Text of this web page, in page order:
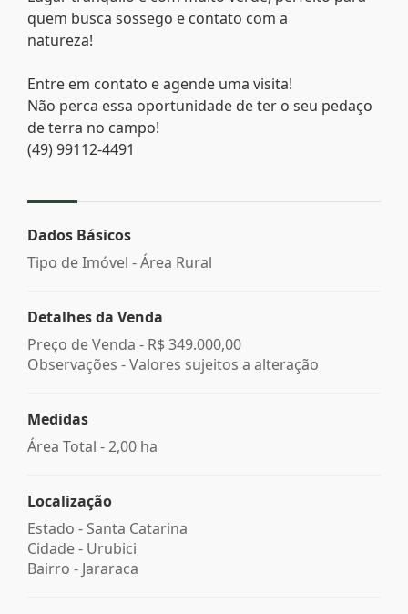
quem busca sossego e contato com a
natureza!
Entre em contato e agende uma visita!
Não perca essa oportunidade de ter o seu pedaço
de terra no campo!
(49) 99112-4491
Dados Básicos
Tipo de Imóvel - Área Rural
Detalhes da Venda
Preço de Venda - R$ 349.000,00
Observações - Valores sujeitos a alteração
Medidas
Área Total - 2,00 ha
Localização
Estado - Santa Catarina
Cidade - Urubici
Bairro - Jararaca